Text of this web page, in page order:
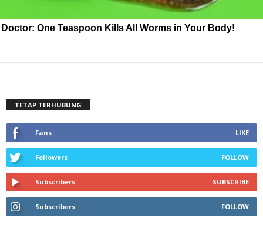
Doctor: One Teaspoon Kills All Worms in Your Body!
TETAP TERHUBUNG
Fans LIKE
Followers FOLLOW
Subscribers SUBSCRIBE
Subscribers FOLLOW